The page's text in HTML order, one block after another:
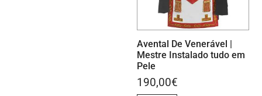
Avental De Venerável |
Mestre Instalado tudo em
Pele
190,00€